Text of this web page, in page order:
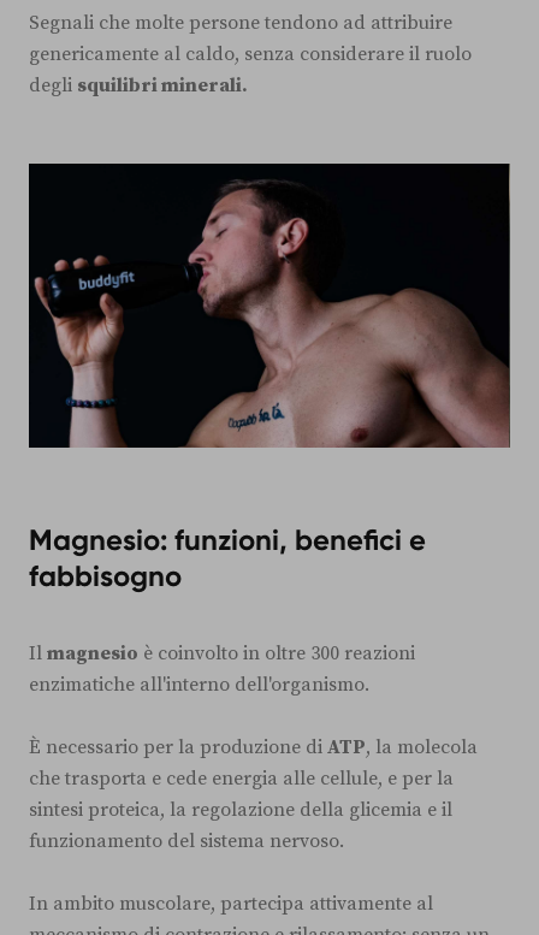
Segnali che molte persone tendono ad attribuire
genericamente al caldo, senza considerare il ruolo
degli squilibri minerali.
Magnesio: funzioni, benefici e
fabbisogno
Il magnesio è coinvolto in oltre 300 reazioni
enzimatiche all'interno dell'organismo.
È necessario per la produzione di ATP, la molecola
che trasporta e cede energia alle cellule, e per la
sintesi proteica, la regolazione della glicemia e il
funzionamento del sistema nervoso.
In ambito muscolare, partecipa attivamente al